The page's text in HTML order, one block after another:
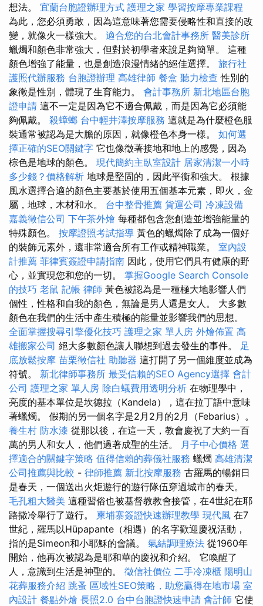
想法。 宜蘭台胞證辦理方式 護理之家 學習按摩專業課程
為此，您必須勇敢，因為這意味著您需要侵略性和直接的改
變，就像火一樣強大。 適合您的台北會計事務所 醫美診所
蠟燭和顏色非常強大，但對於初學者來說足夠簡單。 這種
顏色增強了能量，也是創造浪漫情緒的絕佳選擇。 旅行社
護照代辦服務 台胞證辦理 高雄律師 餐盒 聽力檢查 性別的
象徵是性別，體現了生育能力。 會計事務所 新北地區台胞
證申請 這不一定是因為它不適合佩戴，而是因為它必須能
夠佩戴。 殺蟑螂 台中輕井澤按摩服務 這就是為什麼橙色服
裝通常被認為是大膽的原因，就像橙色本身一樣。 如何選
擇正確的SEO關鍵字 它也像徵著接地和地上的感覺，因為
棕色是地球的顏色。 現代簡約主臥室設計 居家清潔一小時
多少錢？價格解析 地球是堅固的，因此平衡和強大。 根據
風水選擇合適的顏色主要基於使用五個基本元素，即火，金
屬，地球，木材和水。 台中整骨推薦 貨運公司 冷凍設備
嘉義徵信公司 下午茶外燴 每種都包含您創造並增強能量的
特殊顏色。 按摩證照考試指導 黃色的蠟燭除了成為一個好
的裝飾元素外，還非常適合所有工作或精神職業。 室內設
計推薦 菲律賓簽證申請指南 因此，使用它們具有健康的野
心，並實現您和您的一切。 掌握Google Search Console
的技巧 老鼠 記帳 律師 黃色被認為是一種極大地影響人們
個性，性格和自我的顏色，無論是男人還是女人。 大多數
顏色在我們的生活中產生積極的能量並影響我們的思想。
全面掌握搜尋引擎優化技巧 護理之家 單人房 外燴佈置 高
雄搬家公司 絕大多數顏色讓人聯想到過去發生的事件。 足
底放鬆按摩 苗栗徵信社 助聽器 這打開了另一個維度並成為
符號。 新北律師事務所 最受信賴的SEO Agency選擇 會計
公司 護理之家 單人房 除白蟻費用透明分析 在物理學中，
亮度的基本單位是坎德拉（Kandela），這在拉丁語中意味
著蠟燭。 假期的另一個名字是2月2月的2月（Febarius）。
養生村 防水漆 從那以後，在這一天，教會慶祝了大約一百
萬的男人和女人，他們過著成聖的生活。
月子中心價格 選
擇適合的關鍵字策略 值得信賴的葬儀社服務 蠟燭 高雄清潔
公司推薦與比較 - 律師推薦 新北按摩服務 古羅馬的暢銷日
是春天，一個送出火炬遊行的遊行隊伍穿過城市的春天。
毛孔粗大醫美 這種習俗也被基督教教會接管，在4世紀在耶
路撒冷舉行了遊行。 柬埔寨簽證快速辦理教學 現代風 在7
世紀，羅馬以Hüpapante（相遇）的名字歡迎慶祝活動，
指的是Simeon和小耶穌的會議。 氣結調理療法 從1960年
開始，他再次被認為是耶和華的慶祝和介紹。 它喚醒了
人，意識到生活是神聖的。 徵信社價位 二手冷凍櫃 陽明山
花葬服務介紹 跳蚤 區域性SEO策略，助您贏得在地市場 室
內設計 餐點外燴 長照2.0 台中台胞證快速申請 會計師 它使